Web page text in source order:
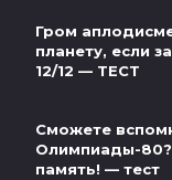
Гром
планету, если
12/12 — ТЕСТ
Сможете
Олимпиады-
память! — тест